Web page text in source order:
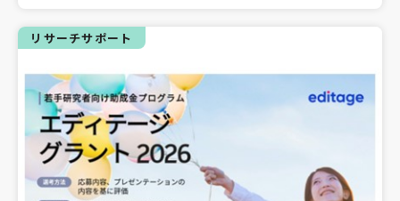
リサーチサポート